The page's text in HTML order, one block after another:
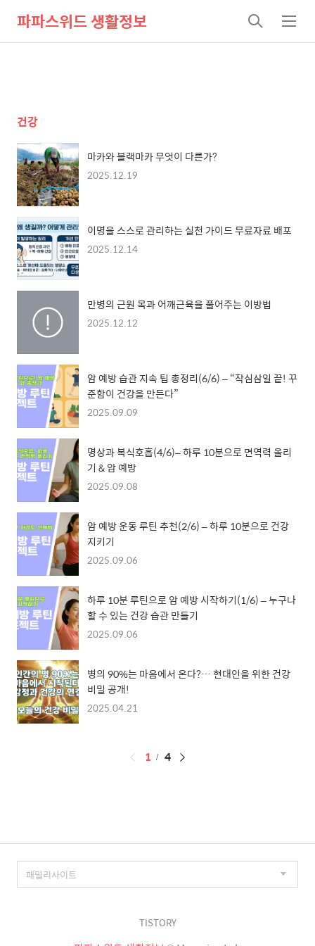
파파스위드 생활정보
검
색
메
뉴
건강
마카와 블랙마카 무엇이 다른가?
2025.12.19
이명을 스스로 관리하는 실천 가이드 무료자료 배포
2025.12.14
만병의 근원 목과 어깨근육을 풀어주는 이방법
2025.12.12
암 예방 습관 지속 팁 총정리(6/6) – “작심삼일 끝! 꾸
준함이 건강을 만든다”
2025.09.09
명상과 복식호흡(4/6)– 하루 10분으로 면역력 올리
기 & 암 예방
2025.09.08
암 예방 운동 루틴 추천(2/6) – 하루 10분으로 건강
지키기
2025.09.06
하루 10분 루틴으로 암 예방 시작하기(1/6) – 누구나
할 수 있는 건강 습관 만들기
2025.09.06
병의 90%는 마음에서 온다?… 현대인을 위한 건강
비밀 공개!
2025.04.21
페
1 4
TISTORY